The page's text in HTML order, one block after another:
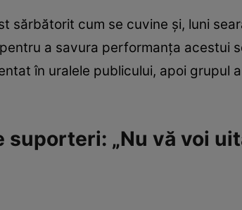
sărbătorit cum se cuvine și, luni
a savura performanța acestui
în uralele publicului, apoi grupul
„Nu vă voi